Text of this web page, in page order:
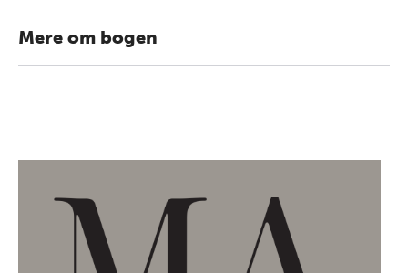
Mere om bogen